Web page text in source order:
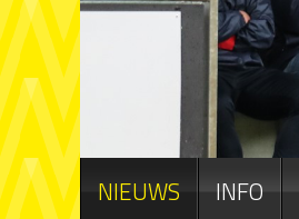
NIEUWS INFO